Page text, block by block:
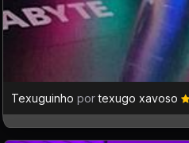
Texuguinho portexugo xavoso